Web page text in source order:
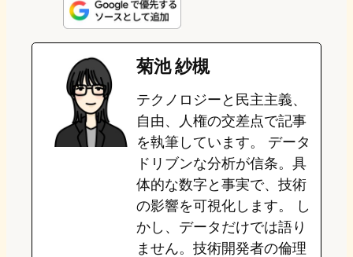
n
e
s
t
o
d
o
n
u
e
s
k
y
e
b
o
o
k
e
a
菊池 紗槻
テクノロジーと民主主義、
自由、人権の交差点で記事
を執筆しています。 データ
ドリブンな分析が信条。具
体的な数字と事実で、技術
の影響を可視化します。 し
かし、データだけでは語り
ません。技術開発者の倫理